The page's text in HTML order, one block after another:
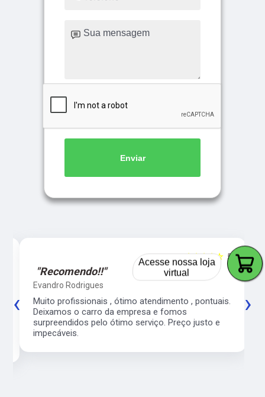
Enviar
5
☆☆☆☆☆
"Recomendo!!"
Evandro Rodrigues
Muito profissionais , ótimo atendimento , pontuais.
Deixamos o carro da empresa e fomos
surpreendidos pelo ótimo serviço. Preço justo e
impecáveis.
‹ ›
Acesse nossa loja
virtual